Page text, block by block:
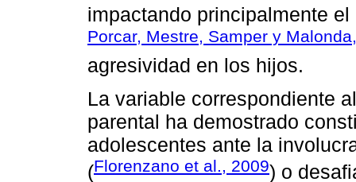
impactando principalmente
Porcar, Mestre, Samper y
agresividad en los hijos.
La variable correspondiente
parental ha demostrado
adolescentes ante la
(Florenzano et al., 2009) o